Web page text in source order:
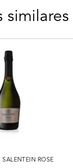
similares
SALENTEIN ROSE